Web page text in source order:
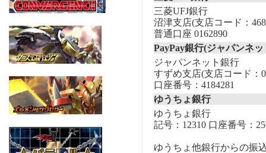
三菱UFJ銀行
沼津支店(支店コード：
普通口座 0162890
PayPay銀行(ジャパンネ
ジャパンネット銀行
すずめ支店(支店コード：
口座番号：4184281
ゆうちょ銀行
ゆうちょ銀行
記号：12310 口座番号：
ゆうちょ他銀行からの振